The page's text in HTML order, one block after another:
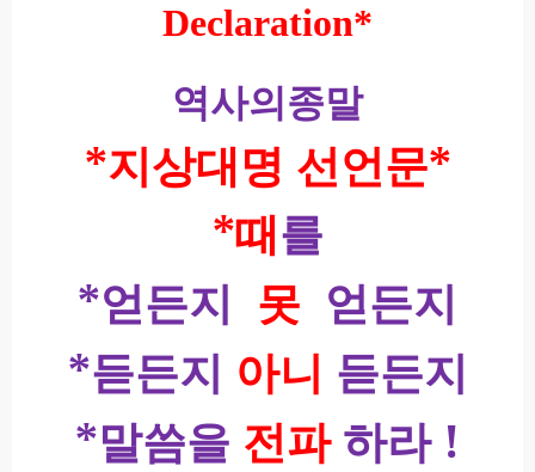
Declaration*
역사의종말
*지상대명 선언문*
*때 를
*얻든지 못 얻든지
*듣든지 아니 듣든지
*말씀을 전파 하라!